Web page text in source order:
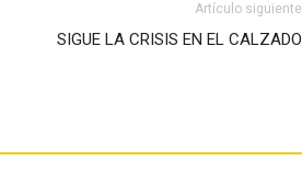
Artículo siguiente
SIGUE LA CRISIS EN EL CALZADO